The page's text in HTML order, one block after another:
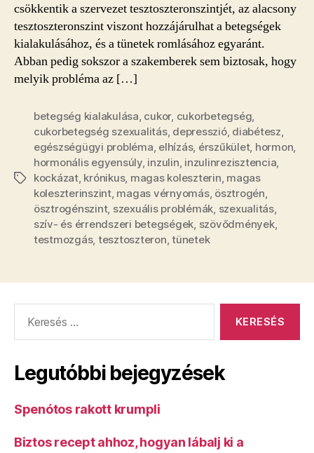
csökkentik a szervezet tesztoszteronszintjét, az alacsony
tesztoszteronszint viszont hozzájárulhat a betegségek
kialakulásához, és a tünetek romlásához egyaránt.
Abban pedig sokszor a szakemberek sem biztosak, hogy
melyik probléma az […]
Címkék
betegség kialakulása, cukor, cukorbetegség,
cukorbetegség szexualitás, depresszió, diabétesz,
egészségügyi probléma, elhízás, érszűkület, hormon,
hormonális egyensúly, inzulin, inzulinrezisztencia,
kockázat, krónikus, magas koleszterin, magas
koleszterinszint, magas vérnyomás, ösztrogén,
ösztrogénszint, szexuális problémák, szexualitás,
szív- és érrendszeri betegségek, szövődmények,
testmozgás, tesztoszteron,tünetek
Legutóbbi bejegyzések
Spenótos rakott krumpli
Biztos recept ahhoz, hogyan lábalj ki a